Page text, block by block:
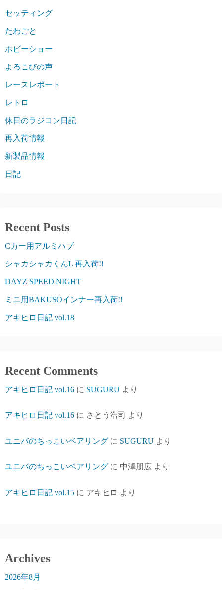
セッティング
たわごと
ホビーショー
よろこびの声
レースレポート
レトロ
休日のラジコン日記
再入荷情報
新製品情報
日記
Recent Posts
Cカー用アルミハブ
シャカシャカくんL 再入荷!!
DAYZ SPEED NIGHT
ミニ用BAKUSOインナー再入荷!!
アキヒロ日記 vol.18
Recent Comments
アキヒロ日記 vol.16 に SUGURU より
アキヒロ日記 vol.16 に さとう浩司 より
ユニバのちっこいベアリング に SUGURU より
ユニバのちっこいベアリング に 中澤朋広 より
アキヒロ日記 vol.15 に アキヒロ より
Archives
2026年8月